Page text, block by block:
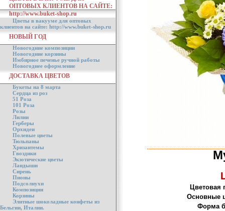
ОПТОВЫХ КЛИЕНТОВ НА САЙТЕ:
http://www.buket-shop.ru
Цветы в вакууме для оптовых
клиентов на сайте: http://www.buket-shop.ru
НОВЫЙ ГОД
Новогодние композиции
Новогодние корзины
Имбирное печенье ручной работы
Новогоднее оформление
ДОСТАВКА ЦВЕТОВ
Букеты на 8 марта
Сердца из роз
51 Роза
101 Роза
Розы
Лилии
Герберы
Орхидеи
Полевые цветы
Тюльпаны
Хризантемы
Гвоздики
Экзотические цветы
Ландыши
Сирень
Пионы
Подсолнухи
Композиции
Корзины
Элитные шоколадные конфеты из
Бельгии, Италии.
Цветовая
Основные
Форма